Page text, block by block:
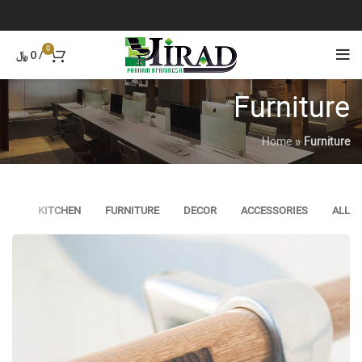
0
/
0 ﷼
Furniture
Home»Furniture
ALL
ACCESSORIES
DECOR
FURNITURE
KITCHEN